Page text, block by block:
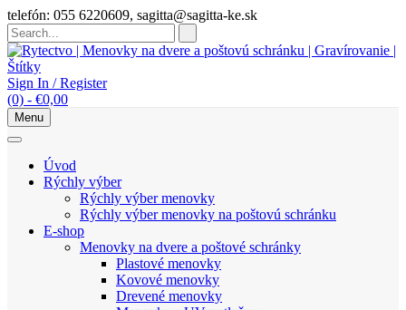
Skip
to
content
telefón: 055 6220609, sagitta@sagitta-ke.sk
Sign In / Register
(0) - €0,00
Menu
Úvod
Rýchly výber
Rýchly výber menovky
Rýchly výber menovky na poštovú schránku
E-shop
Menovky na dvere a poštové schránky
Plastové menovky
Kovové menovky
Drevené menovky